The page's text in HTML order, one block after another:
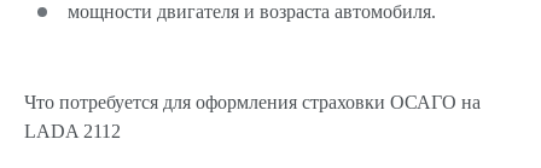
мощности двигателя и возраста автомобиля.
Что потребуется для оформления страховки ОСАГО на
LADA 2112